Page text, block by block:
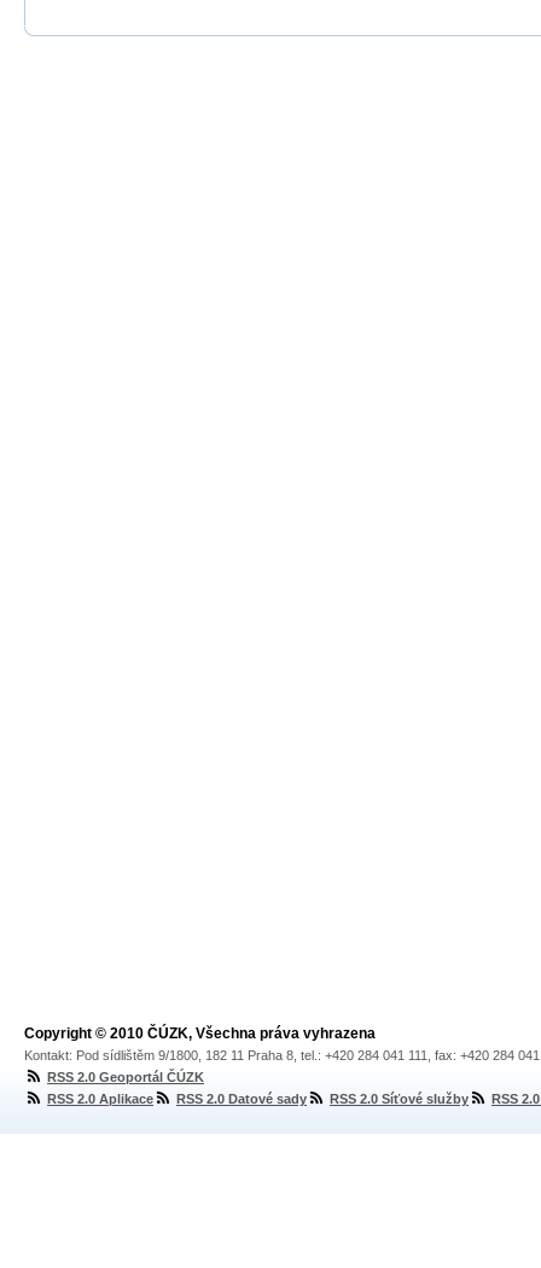
Copyright © 2010 ČÚZK, Všechna práva vyhrazena
Kontakt: Pod sídlištěm 9/1800, 182 11 Praha 8, tel.: +420 284 041 111, fax: +420 284
RSS 2.0 Geoportál ČÚZK
RSS 2.0 Aplikace
RSS 2.0 Datové sady RSS 2.0 Síťové služby RSS